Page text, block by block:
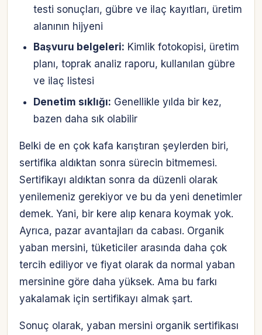
testi sonuçları, gübre ve ilaç kayıtları, üretim
alanının hijyeni
Başvuru belgeleri: Kimlik fotokopisi, üretim
planı, toprak analiz raporu, kullanılan gübre
ve ilaç listesi
Denetim sıklığı: Genellikle yılda bir kez,
bazen daha sık olabilir
Belki de en çok kafa karıştıran şeylerden biri,
sertifika aldıktan sonra sürecin bitmemesi.
Sertifikayı aldıktan sonra da düzenli olarak
yenilemeniz gerekiyor ve bu da yeni denetimler
demek. Yani, bir kere alıp kenara koymak yok.
Ayrıca, pazar avantajları da cabası. Organik
yaban mersini, tüketiciler arasında daha çok
tercih ediliyor ve fiyat olarak da normal yaban
mersinine göre daha yüksek. Ama bu farkı
yakalamak için sertifikayı almak şart.
Sonuç olarak, yaban mersini organik sertifikası